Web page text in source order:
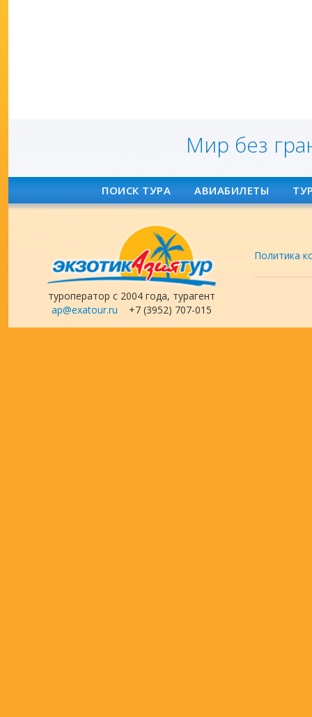
Мир без
ПОИСК ТУРА АВИАБИЛЕТЫ
туроператор с 2004 года, турагент
ap@exatour.ru +7 (3952) 707-015
Политика